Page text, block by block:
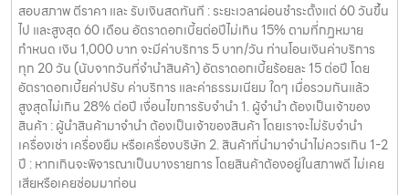
สอบสภาพ ตีราคา และ รับเงินสดทันที : ระยะเวลาผ่อนชำระตั้งแต่ 60 วันขึ้น
ไป และสูงสุด 60 เดือน อัตราดอกเบี้ยต่อปีไม่เกิน 15% ตามที่กฏหมาย
กำหนด เงิน 1,000 บาท จะมีค่าบริการ 5 บาท/วัน ท่านโอนเงินค่าบริการ
ทุก 20 วัน (นับจากวันที่จำนำสินค้า) อัตราดอกเบี้ยร้อยละ 15 ต่อปี โดย
อัตราดอกเบี้ยค่าปรับ ค่าบริการ และค่าธรรมเนียม ใดๆ เมื่อรวมกันแล้ว
สูงสุดไม่เกิน 28% ต่อปี เงื่อนไขการรับจำนำ 1. ผู้จำนำ ต้องเป็นเจ้าของ
สินค้า : ผู้นำสินค้ามาจำนำ ต้องเป็นเจ้าของสินค้า โดยเราจะไม่รับจำนำ
เครื่องเช่า เครื่องยืม หรือเครื่องบริษัท 2. สินค้าที่นำมาจำนำไม่ควรเกิน 1-2
ปี : หากเกินจะพิจารณาเป็นบางรายการ โดยสินค้าต้องอยู่ในสภาพดี ไม่เคย
เสียหรือเคยซ่อมมาก่อน